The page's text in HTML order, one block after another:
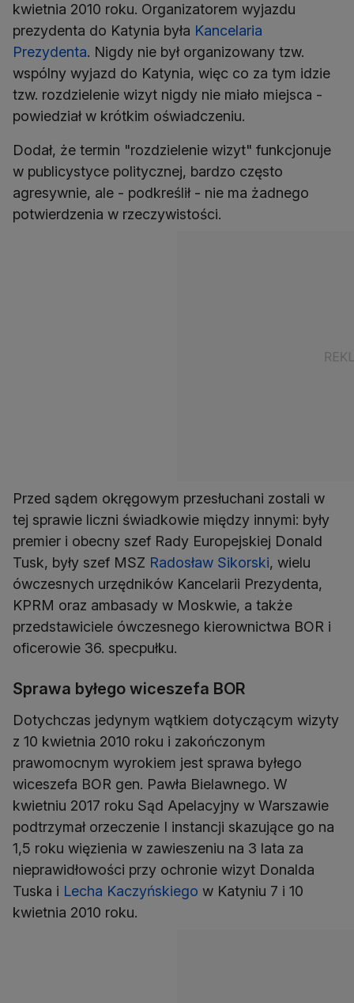
kwietnia 2010 roku. Organizatorem wyjazdu
prezydenta do Katynia była Kancelaria
Prezydenta. Nigdy nie był organizowany tzw.
wspólny wyjazd do Katynia, więc co za tym idzie
tzw. rozdzielenie wizyt nigdy nie miało miejsca -
powiedział w krótkim oświadczeniu.
Dodał, że termin "rozdzielenie wizyt" funkcjonuje
w publicystyce politycznej, bardzo często
agresywnie, ale - podkreślił - nie ma żadnego
potwierdzenia w rzeczywistości.
Przed sądem okręgowym przesłuchani zostali w
tej sprawie liczni świadkowie między innymi: były
premier i obecny szef Rady Europejskiej Donald
Tusk, były szef MSZ Radosław Sikorski, wielu
ówczesnych urzędników Kancelarii Prezydenta,
KPRM oraz ambasady w Moskwie, a także
przedstawiciele ówczesnego kierownictwa BOR i
oficerowie 36. specpułku.
Sprawa byłego wiceszefa BOR
Dotychczas jedynym wątkiem dotyczącym wizyty
z 10 kwietnia 2010 roku i zakończonym
prawomocnym wyrokiem jest sprawa byłego
wiceszefa BOR gen. Pawła Bielawnego. W
kwietniu 2017 roku Sąd Apelacyjny w Warszawie
podtrzymał orzeczenie I instancji skazujące go na
1,5 roku więzienia w zawieszeniu na 3 lata za
nieprawidłowości przy ochronie wizyt Donalda
Tuska i Lecha Kaczyńskiego w Katyniu 7 i 10
kwietnia 2010 roku.